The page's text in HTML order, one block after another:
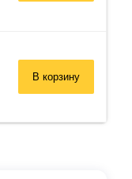
В корзину